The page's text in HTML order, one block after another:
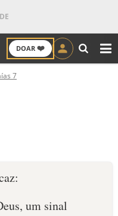
DOAR ❤️
7
um sinal